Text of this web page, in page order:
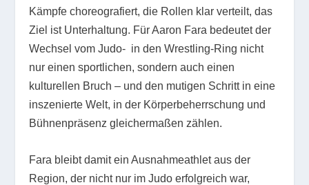
Kämpfe choreografiert, die Rollen klar verteilt, das
Ziel ist Unterhaltung. Für Aaron Fara bedeutet der
Wechsel vom Judo- in den Wrestling-Ring nicht
nur einen sportlichen, sondern auch einen
kulturellen Bruch – und den mutigen Schritt in eine
inszenierte Welt, in der Körperbeherrschung und
Bühnenpräsenz gleichermaßen zählen.
Fara bleibt damit ein Ausnahmeathlet aus der
Region, der nicht nur im Judo erfolgreich war,